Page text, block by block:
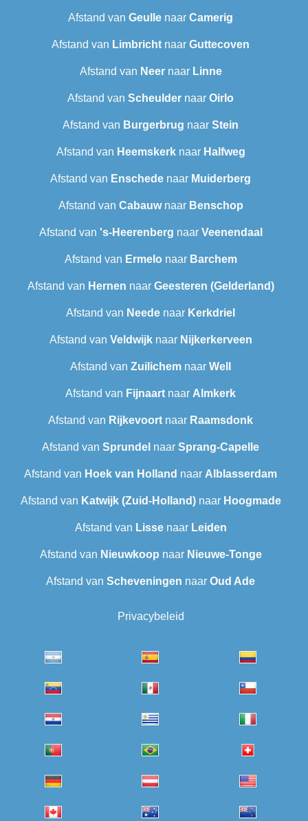
Afstand van Geulle naar Camerig
Afstand van Limbricht naar Guttecoven
Afstand van Neernaar Linne
Afstand van Scheulder naar Oirlo
Afstand van Burgerbrug naar Stein
Afstand van Heemskerknaar Halfweg
Afstand van Enschede naar Muiderberg
Afstand van Cabauwnaar Benschop
Afstand van 's-Heerenberg naar Veenendaal
Afstand van Ermelo naar Barchem
Afstand van Hernen naar Geesteren (Gelderland)
Afstand van Neede naar Kerkdriel
Afstand van Veldwijknaar Nijkerkerveen
Afstand van Zuilichem naar Well
Afstand van Fijnaart naar Almkerk
Afstand van Rijkevoort naar Raamsdonk
Afstand van Sprundel naar Sprang-Capelle
Afstand van Hoek van Holland naar Alblasserdam
Afstand van Katwijk (Zuid-Holland)naar Hoogmade
Afstand van Lissenaar Leiden
Afstand van Nieuwkoop naar Nieuwe-Tonge
Afstand van Scheveningen‎ naar Oud Ade
Privacybeleid